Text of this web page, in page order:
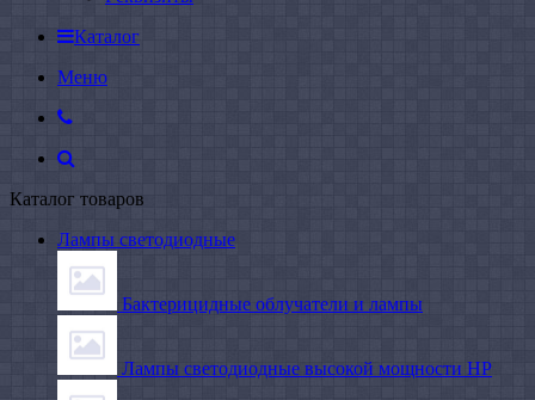
Каталог
Меню
Каталог товаров
Лампы светодиодные
Бактерицидные облучатели и лампы
Лампы светодиодные высокой мощности HP